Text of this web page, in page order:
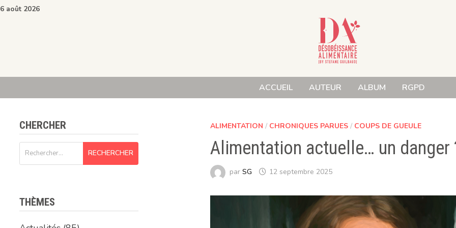
Passer
6 août 2026
ACCUEIL AUTEUR ALBUM RGPD
ALIMENTATION / CHRONIQUES PARUES / COUPS DE GUEULE
Alimentation actuelle… un danger
parSG 12 septembre 2025
CHERCHER
Rechercher :
THÈMES